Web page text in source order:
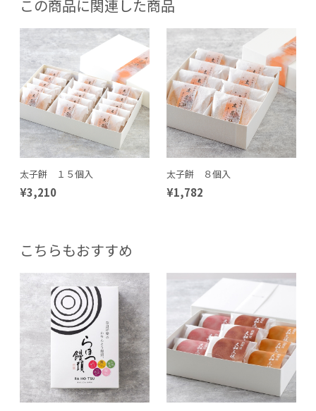
この商品に関連した商品
太子餅 １５個入
¥3,210
太子餅 ８個入
¥1,782
こちらもおすすめ